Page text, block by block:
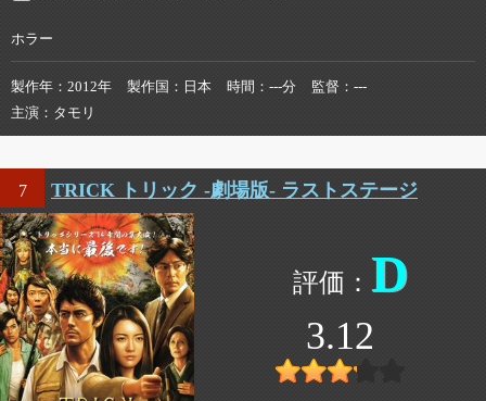
ホラー
製作年 2012年 製作国 日本 時間 ---分 監督
---
主演
タモリ
7 TRICK トリック -劇場版- ラストステージ
D
3.12